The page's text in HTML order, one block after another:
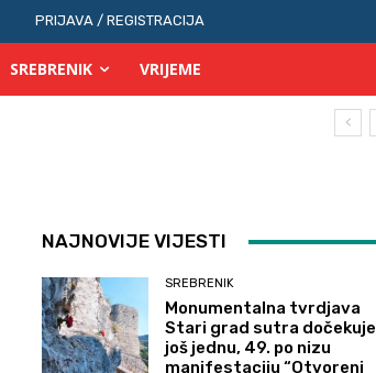
PRIJAVA / REGISTRACIJA
SREBRENIK VRIJEME
NAJNOVIJE VIJESTI
SREBRENIK
Monumentalna tvrdjava
Stari grad sutra dočekuje
još jednu, 49. po nizu
manifestaciju “Otvoreni